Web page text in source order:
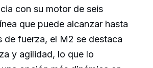
con su motor de seis
que puede alcanzar hasta
de fuerza, el M2 se destaca
y agilidad, lo que lo